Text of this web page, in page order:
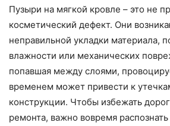
Пузыри на мягкой кровле – это не
косметический дефект. Они
неправильной укладки материала,
влажности или механических
попавшая между слоями,
временем может привести к
конструкции. Чтобы избежать
ремонта, важно вовремя